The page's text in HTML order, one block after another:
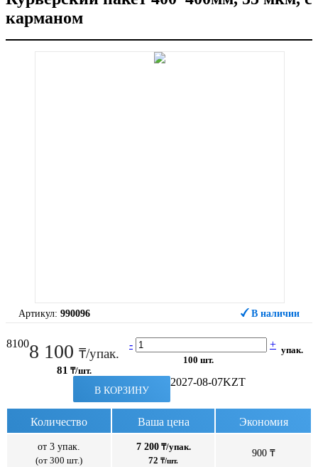
карманом
Артикул: 990096 В наличии
81008 100 ₸/упак.
81 ₸/шт.
- +
100 шт.
упак.
В КОРЗИНУ
2027-08-07KZT
Количество Ваша цена Экономия
от 3 упак.
(от 300 шт.)
7 200₸/упак.
72 ₸/шт.
900 ₸